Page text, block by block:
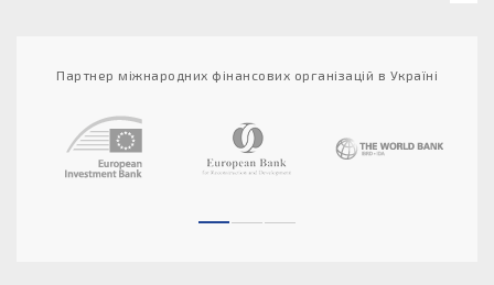
Партнер міжнародних фінансових організацій в Україні